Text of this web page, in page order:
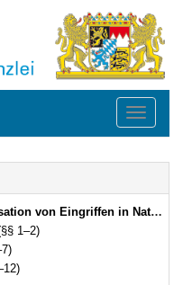
Toggle
– BayKompV) Vom 7. August 2013 (GVBl. S. 517) BayRS 791-1-4-U (§§ 1–24)
1–2)